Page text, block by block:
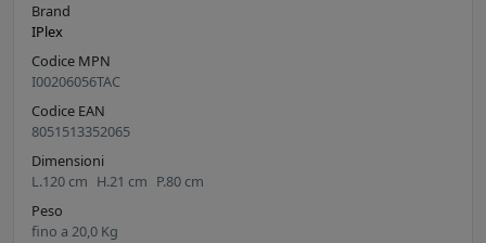
Brand
IPlex
Codice MPN
I00206056TAC
Codice EAN
8051513352065
Dimensioni
L.120 cm H.21 cm P.80 cm
Peso
fino a 20,0 Kg